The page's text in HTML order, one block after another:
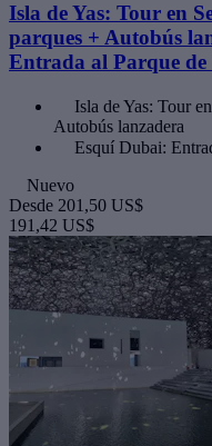
Isla de Yas: Tour en
parques + Autobús
Entrada al Parque de
Isla de Yas: Tour
Autobús lanzadera
Esquí Dubai:
Nuevo
Desde 201,50 US$
191,42 US$